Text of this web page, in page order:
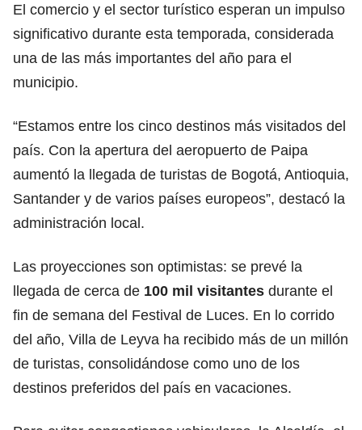
El comercio y el sector turístico esperan un impulso
significativo durante esta temporada, considerada
una de las más importantes del año para el
municipio.
“Estamos entre los cinco destinos más visitados del
país. Con la apertura del aeropuerto de Paipa
aumentó la llegada de turistas de Bogotá, Antioquia,
Santander y de varios países europeos”, destacó la
administración local.
Las proyecciones son optimistas: se prevé la
llegada de cerca de 100 mil visitantes durante el
fin de semana del Festival de Luces. En lo corrido
del año, Villa de Leyva ha recibido más de un millón
de turistas, consolidándose como uno de los
destinos preferidos del país en vacaciones.